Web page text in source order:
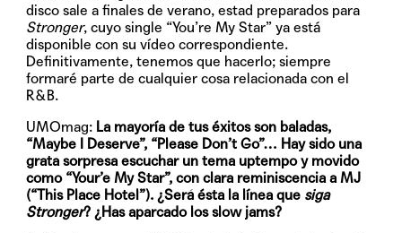
disco sale a finales de verano, estad preparados para
Stronger, cuyo single “You’re My Star” ya está
disponible con su vídeo correspondiente.
Definitivamente, tenemos que hacerlo; siempre
formaré parte de cualquier cosa relacionada con el
R&B.
UMOmag: La mayoría de tus éxitos son baladas,
“Maybe I Deserve”, “Please Don’t Go”… Hay sido una
grata sorpresa escuchar un tema uptempo y movido
como “Your’e My Star”, con clara reminiscencia a MJ
(“This Place Hotel”). ¿Será ésta la línea que siga
Stronger? ¿Has aparcado los slow jams?